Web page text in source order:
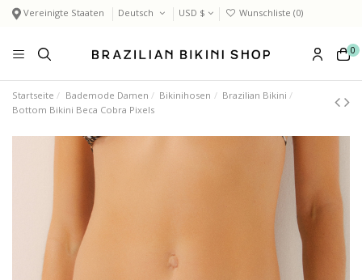
Vereinigte Staaten Deutsch USD $ Wunschliste (0)
0
Startseite Bademode Damen Bikinihosen
Brazilian Bikini
Bottom Bikini Beca Cobra Pixels